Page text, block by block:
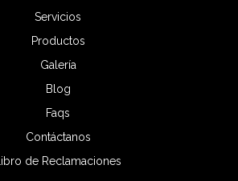
Servicios
Productos
Galería
Blog
Faqs
Contáctanos
Libro de Reclamaciones